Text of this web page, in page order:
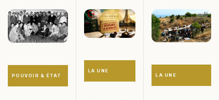
POUVOIR & ÉTAT
LA UNE
LA UNE